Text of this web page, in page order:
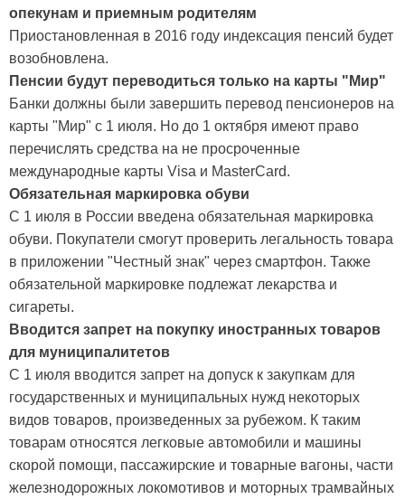
опекунам и приемным родителям
Приостановленная в 2016 году индексация пенсий будет
возобновлена.
Пенсии будут переводиться только на карты "Мир"
Банки должны были завершить перевод пенсионеров на
карты "Мир" с 1 июля. Но до 1 октября имеют право
перечислять средства на не просроченные
международные карты Visa и MasterCard.
Обязательная маркировка обуви
С 1 июля в России введена обязательная маркировка
обуви. Покупатели смогут проверить легальность товара
в приложении "Честный знак" через смартфон. Также
обязательной маркировке подлежат лекарства и
сигареты.
Вводится запрет на покупку иностранных товаров
для муниципалитетов
С 1 июля вводится запрет на допуск к закупкам для
государственных и муниципальных нужд некоторых
видов товаров, произведенных за рубежом. К таким
товарам относятся легковые автомобили и машины
скорой помощи, пассажирские и товарные вагоны, части
железнодорожных локомотивов и моторных трамвайных